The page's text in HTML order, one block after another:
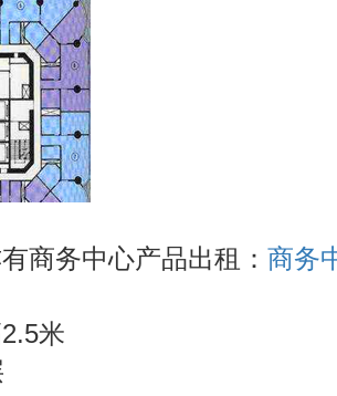
商务中心产品出租： 商务
米